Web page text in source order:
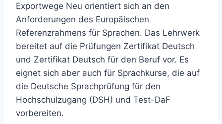
Exportwege Neu orientiert sich an den
Anforderungen des Europäischen
Referenzrahmens für Sprachen. Das Lehrwerk
bereitet auf die Prüfungen Zertifikat Deutsch
und Zertifikat Deutsch für den Beruf vor. Es
eignet sich aber auch für Sprachkurse, die auf
die Deutsche Sprachprüfung für den
Hochschulzugang (DSH) und Test-DaF
vorbereiten.